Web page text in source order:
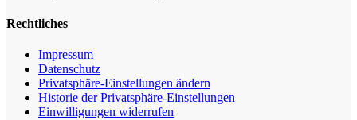
Rechtliches
Impressum
Datenschutz
Privatsphäre-Einstellungen ändern
Historie der Privatsphäre-Einstellungen
Einwilligungen widerrufen